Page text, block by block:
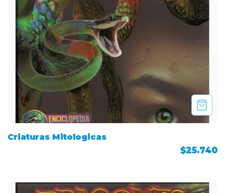
Criaturas Mitologicas
$25.740